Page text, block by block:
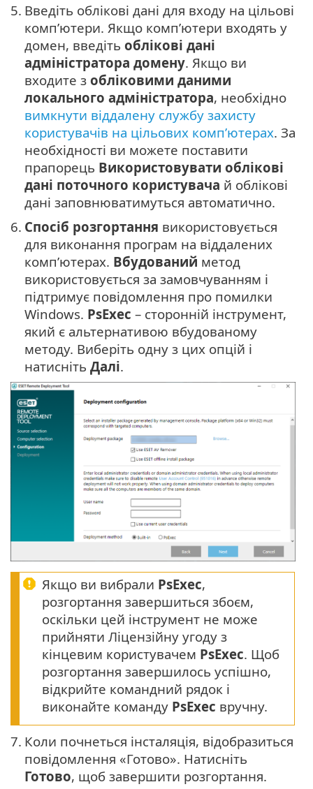
5. Введіть облікові дані для входу на цільові
комп’ютери. Якщо комп’ютери входять у
домен, введіть облікові дані
адміністратора домену. Якщо ви
входите з обліковими даними
локального адміністратора, необхідно
вимкнути віддалену службу захисту
користувачів на цільових комп’ютерах. За
необхідності ви можете поставити
прапорець Використовувати облікові
дані поточного користувача й облікові
дані заповнюватимуться автоматично.
6. Спосіб розгортання використовується
для виконання програм на віддалених
комп’ютерах. Вбудований метод
використовується за замовчуванням і
підтримує повідомлення про помилки
Windows. PsExec – сторонній інструмент,
який є альтернативою вбудованому
методу. Виберіть одну з цих опцій і
натисніть Далі.
Якщо ви вибрали PsExec,
розгортання завершиться збоєм,
оскільки цей інструмент не може
прийняти Ліцензійну угоду з
кінцевим користувачем PsExec. Щоб
розгортання завершилось успішно,
відкрийте командний рядок і
виконайте команду PsExec вручну.
7. Коли почнеться інсталяція, відобразиться
повідомлення «Готово». Натисніть
Готово, щоб завершити розгортання.